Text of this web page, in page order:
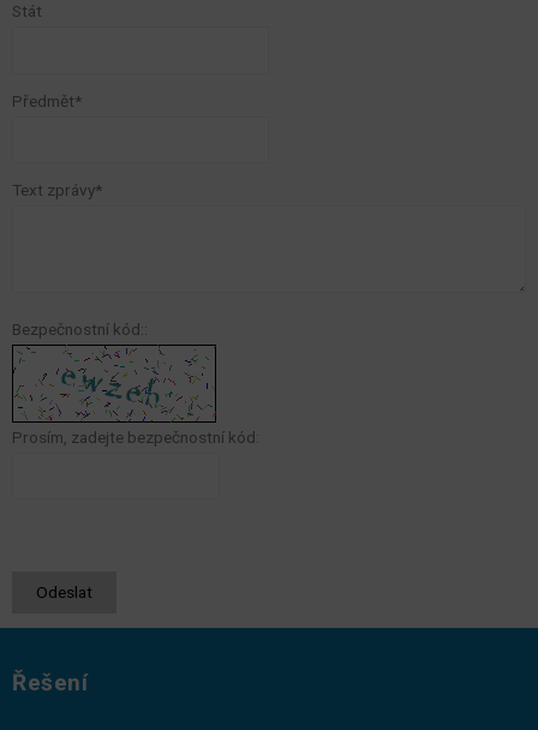
Stát
Předmět*
Text zprávy*
Bezpečnostní kód::
Prosím, zadejte bezpečnostní kód:
Odeslat
Řešení